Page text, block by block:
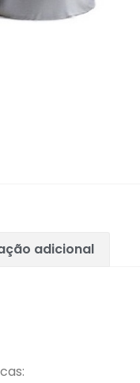
adicional